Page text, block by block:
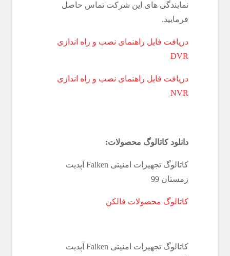
نمایندگی های این شرکت تماس حاصل
فرمایید.
دریافت فایل راهنمای نصب و راه اندازی
DVR
دریافت فایل راهنمای نصب و راه اندازی
NVR
دانلود کاتالوگ محصولات:
کاتالوگ تجهیزات امنیتی Falken آپدیت
زمستان 99
کاتالوگ محصولات فالکن
کاتالوگ تجهیزات امنیتی Falken آپدیت